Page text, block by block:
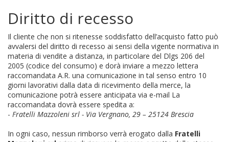
Diritto di recesso
Il cliente che non si ritenesse soddisfatto dell’acquisto fatto può
avvalersi del diritto di recesso ai sensi della vigente normativa in
materia di vendite a distanza, in particolare del Dlgs 206 del
2005 (codice del consumo) e dorà inviare a mezzo lettera
raccomandata A.R. una comunicazione in tal senso entro 10
giorni lavorativi dalla data di ricevimento della merce, la
comunicazione potrà essere anticipata via e-mail La
raccomandata dovrà essere spedita a:
- Fratelli Mazzoleni srl - Via Vergnano, 29 – 25124 Brescia
In ogni caso, nessun rimborso verrà erogato dalla Fratelli